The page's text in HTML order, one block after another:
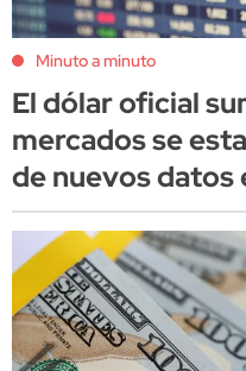
Minuto a minuto
El dólar oficial
mercados se
de nuevos datos